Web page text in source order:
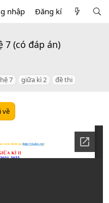
nhập Đăng kí
7 (có đáp án)
7 giữa kì 2 đề thi
về